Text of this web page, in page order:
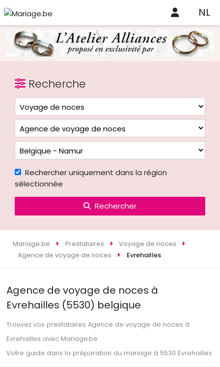
NL
Recherche
Rechercher uniquement dans la région
sélectionnée
Rechercher
Mariage.be Prestataires
Voyage de noces
Agence de voyage de noces
Evrehailles
Agence de voyage de noces à
Evrehailles (5530) belgique
Trouvez vos prestataires Agence de voyage de noces à
Evrehailles avec Mariage.be
Votre guide dans la préparation du mariage à 5530 Evrehailles